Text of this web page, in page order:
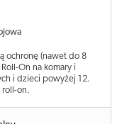
ochronę (nawet do 8
On na komary i
i dzieci powyżej 12.
roll-on.